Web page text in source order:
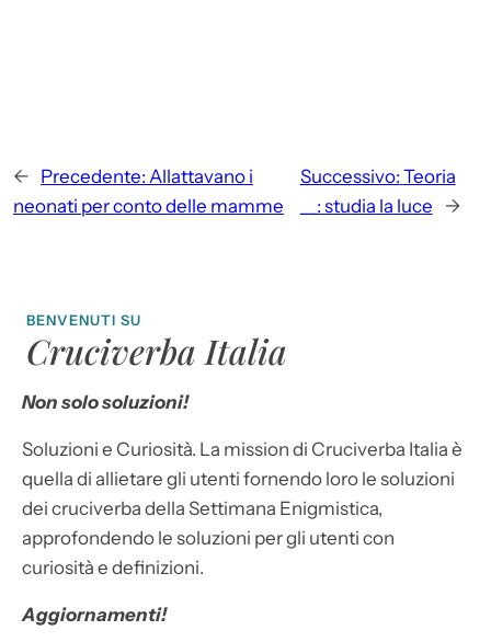
← Precedente: Allattavano i
neonati per conto delle mamme
Successivo: Teoria
__: studia la luce
→
BENVENUTI SU
Cruciverba Italia
Non solo soluzioni!
Soluzioni e Curiosità. La mission di Cruciverba Italia è
quella di allietare gli utenti fornendo loro le soluzioni
dei cruciverba della Settimana Enigmistica,
approfondendo le soluzioni per gli utenti con
curiosità e definizioni.
Aggiornamenti!